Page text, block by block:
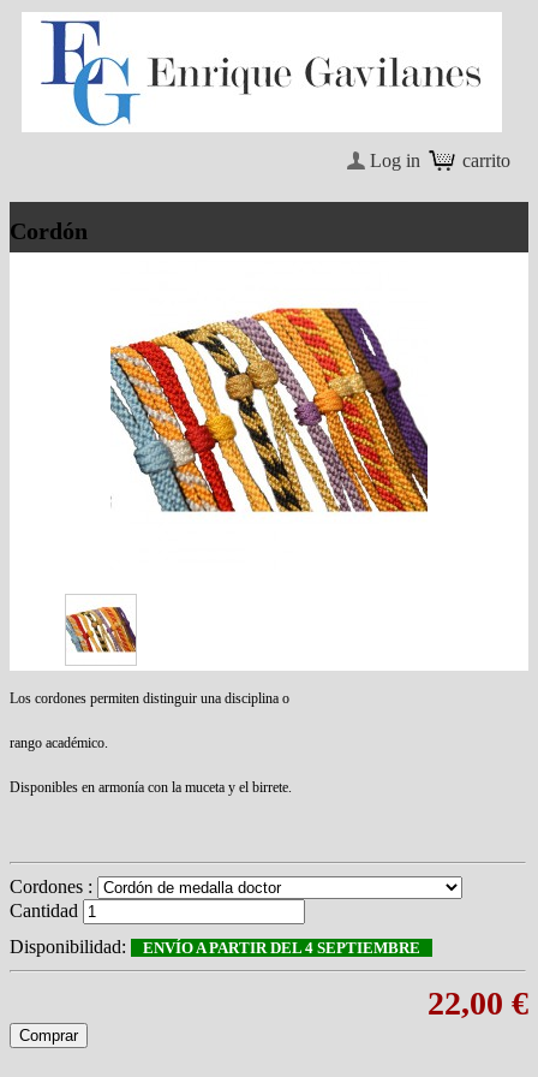
carrito
Log in
Cordón
Los cordones permiten distinguir una disciplina o
rango académico.
Disponibles en armonía con la muceta y el birrete.
Cordones :
Cantidad
Disponibilidad:
ENVÍO A PARTIR DEL 4 SEPTIEMBRE
22,00 €
Comprar